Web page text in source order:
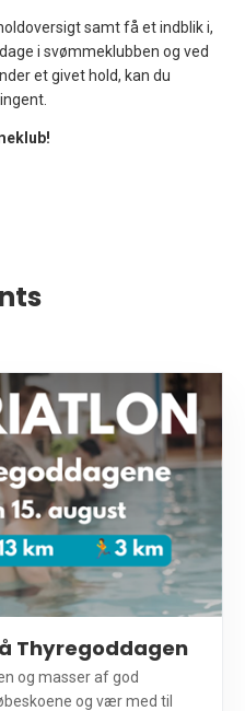
samt få et indblik i,
i svømmeklubben og ved
et givet hold, kan du
Thyregoddagen
og masser af god
og vær med til